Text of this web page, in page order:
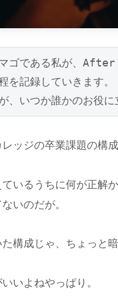
マゴである私が、
を記録していきます。
、いつか誰かのお役に
ッジの卒業課題の構
いるうちに何が正解
いのだが。
構成じゃ、ちょっと
いよねやっぱり。